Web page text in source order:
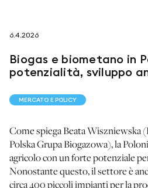
seguici su
6.4.2026
Biogas e biometano in
potenzialità, sviluppo
MERCATO E POLICY
Come spiega Beata Wiszniewska
Polska Grupa Biogazowa), la
agricolo con un forte potenziale
Nonostante questo, il settore è
circa 400 piccoli impianti per la